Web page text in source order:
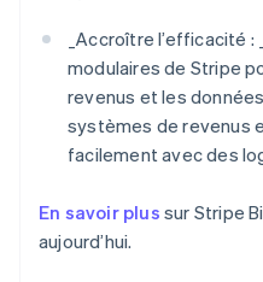
_Accroître l’efficacité : _
modulaires de Stripe
revenus et les
systèmes de revenus
facilement avec des
En savoir plus sur Stripe
aujourd’hui.